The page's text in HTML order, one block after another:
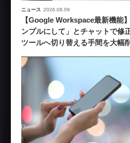
ニュース 2026.08.09
【Google Workspace最新機能
ンプルにして」とチャットで修
ツールへ切り替える手間を大幅